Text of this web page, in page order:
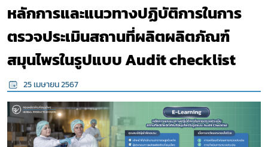
หลักการและแนวทางปฏิบัติการในการ
ตรวจประเมินสถานที่ผลิตผลิตภัณฑ์
สมุนไพรในรูปแบบ Audit checklist
25 เมษายน 2567
Subscribe
เลือกหัวข้อที่ท่านต้องการ Subscribe